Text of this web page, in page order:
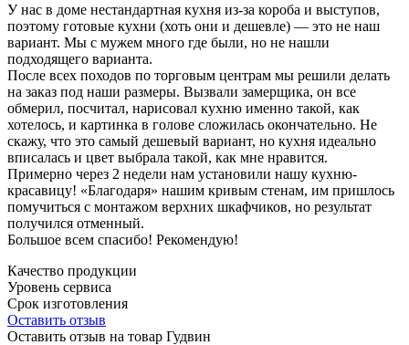
У нас в доме нестандартная кухня из-за короба и выступов,
поэтому готовые кухни (хоть они и дешевле) — это не наш
вариант. Мы с мужем много где были, но не нашли
подходящего варианта.
После всех походов по торговым центрам мы решили делать
на заказ под наши размеры. Вызвали замерщика, он все
обмерил, посчитал, нарисовал кухню именно такой, как
хотелось, и картинка в голове сложилась окончательно. Не
скажу, что это самый дешевый вариант, но кухня идеально
вписалась и цвет выбрала такой, как мне нравится.
Примерно через 2 недели нам установили нашу кухню-
красавицу! «Благодаря» нашим кривым стенам, им пришлось
помучиться с монтажом верхних шкафчиков, но результат
получился отменный.
Большое всем спасибо! Рекомендую!
Качество продукции
Уровень сервиса
Срок изготовления
Оставить отзыв
Оставить отзыв на товар Гудвин